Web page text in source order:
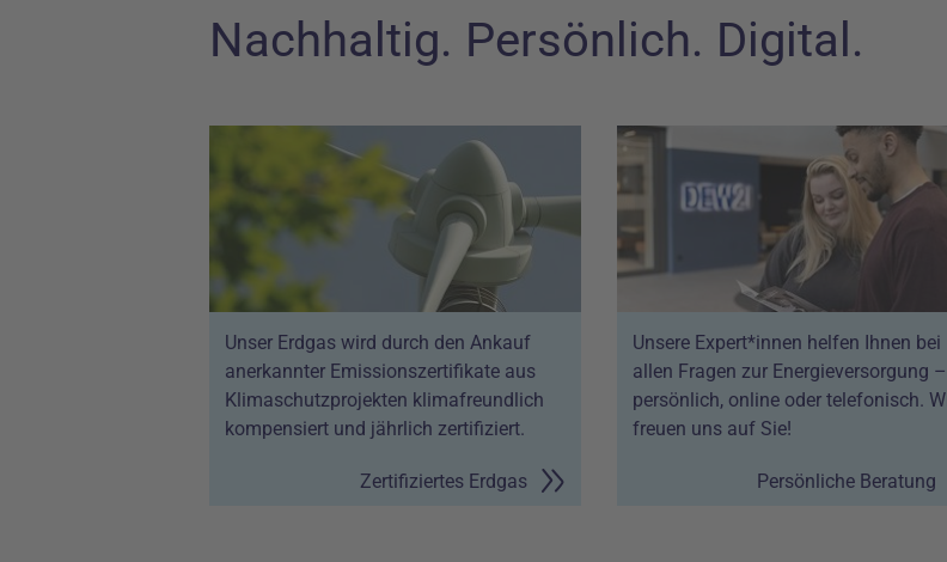
Nachhaltig. Persönlich. Digital.
Unser Erdgas wird durch den Ankauf
anerkannter Emissionszertifikate aus
Klimaschutzprojekten klimafreundlich
kompensiert und jährlich zertifiziert.
Zertifiziertes Erdgas
Unsere Expert*innen helfen Ihnen bei
allen Fragen zur Energieversorgung –
persönlich, online oder telefonisch.
freuen uns auf Sie!
Persönliche Beratung